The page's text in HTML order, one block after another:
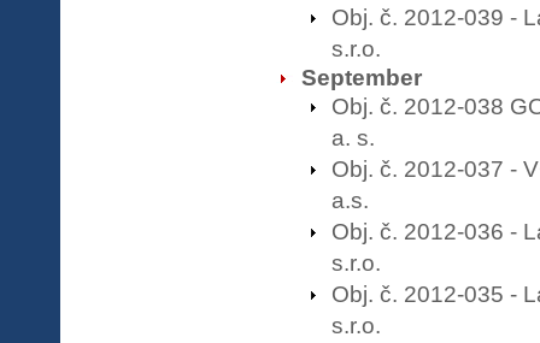
Obj. č. 2012-039 -
s.r.o.
September
Obj. č. 2012-038
a. s.
Obj. č. 2012-037 -
a.s.
Obj. č. 2012-036 -
s.r.o.
Obj. č. 2012-035 -
s.r.o.